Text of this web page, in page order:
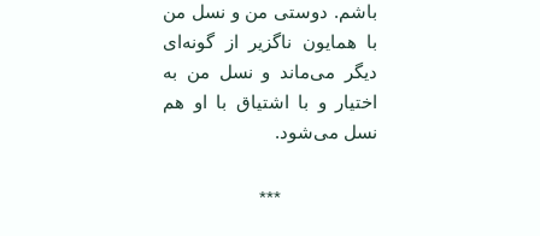
باشم. دوستی من و نسل من
با همایون ناگزیر از گونه‌ای
دیگر می‌ماند و نسل من به
اختیار و با اشتیاق با او هم
نسل می‌شود.
***